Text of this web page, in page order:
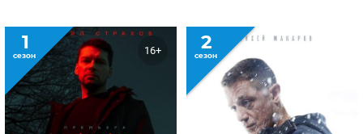
1
сезон 16+ 2
сезон